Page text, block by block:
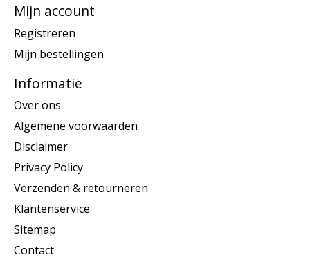
Mijn account
Registreren
Mijn bestellingen
Informatie
Over ons
Algemene voorwaarden
Disclaimer
Privacy Policy
Verzenden & retourneren
Klantenservice
Sitemap
Contact